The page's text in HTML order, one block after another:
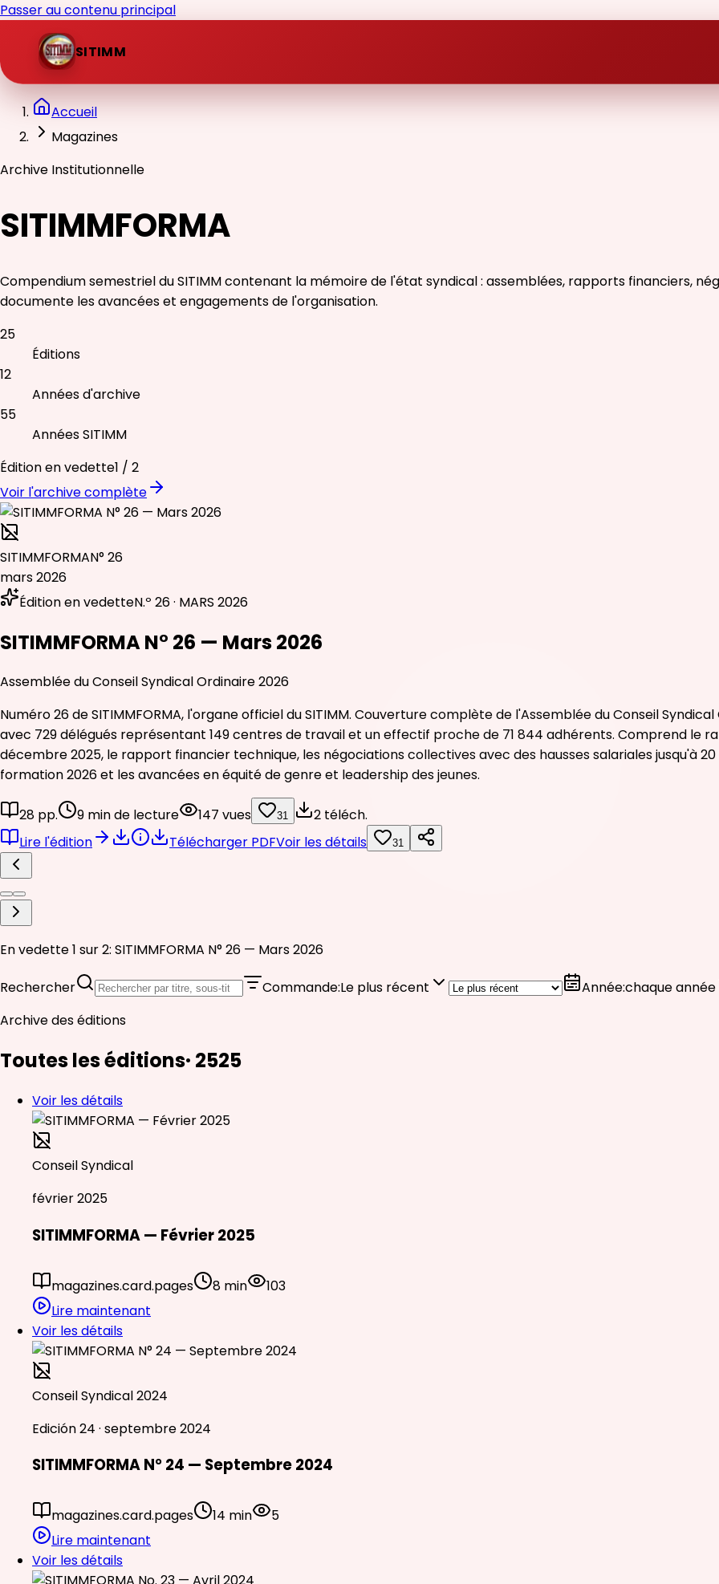
Passer au contenu principal
SITIMM
Accueil
Magazines
Archive Institutionnelle
SITIMMFORMA
Compendium semestriel du SITIMM contenant la mémoire de l'état syndical : assemblées, rapports financiers,
documente les avancées et engagements de l'organisation.
25
Éditions
12
Années d'archive
55
Années SITIMM
Édition en vedette1 / 2
Voir l'archive complète
SITIMMFORMAN° 26
mars 2026
Édition en vedetteN.º 26 · MARS 2026
SITIMMFORMA N° 26 — Mars 2026
Assemblée du Conseil Syndical Ordinaire 2026
Numéro 26 de SITIMMFORMA, l'organe officiel du SITIMM. Couverture complète de l'Assemblée du Conseil
avec 729 délégués représentant 149 centres de travail et un effectif proche de 71 844 adhérents. Comprend le
décembre 2025, le rapport financier technique, les négociations collectives avec des hausses salariales jusqu'à
formation 2026 et les avancées en équité de genre et leadership des jeunes.
28 pp. 9 min de lecture 147 vues 31
2 téléch.
Lire l'édition
Télécharger PDFVoir les détails 31
En vedette 1 sur 2: SITIMMFORMA N° 26 — Mars 2026
Rechercher Commande:Le plus récent Année:chaque année
Archive des éditions
Toutes les éditions· 2525
Voir les détails
Conseil Syndical
février 2025
SITIMMFORMA — Février 2025
magazines.card.pages 8 min
103
Lire maintenant
Voir les détails
Conseil Syndical 2024
Edición 24 · septembre 2024
SITIMMFORMA N° 24 — Septembre 2024
magazines.card.pages 14 min
5
Lire maintenant
Voir les détails